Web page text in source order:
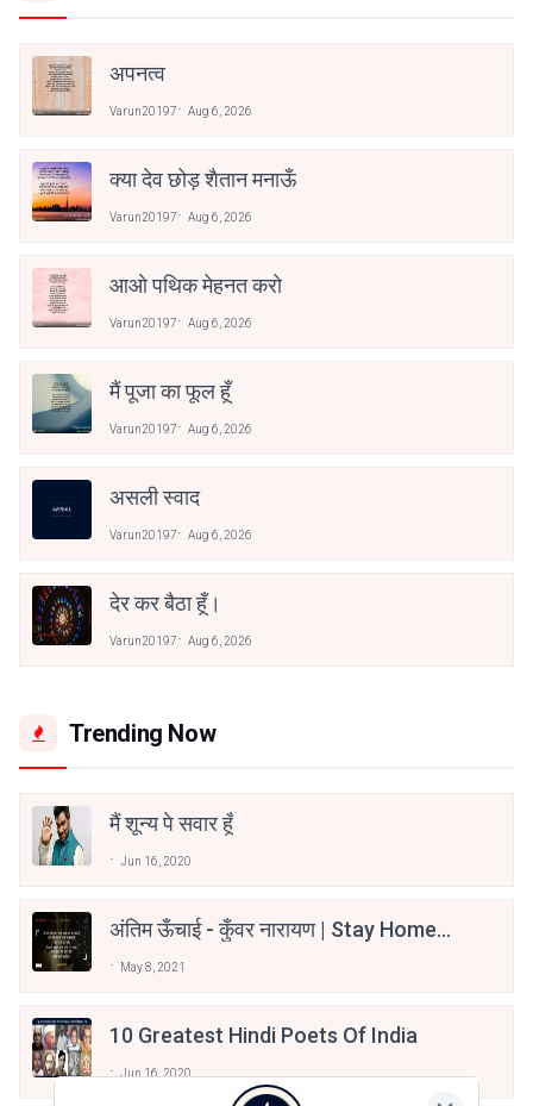
अपनत्व
Varun20197 Aug 6, 2026
क्या देव छोड़ शैतान मनाऊँ
Varun20197 Aug 6, 2026
आओ पथिक मेहनत करो
Varun20197 Aug 6, 2026
मैं पूजा का फूल हूँ
Varun20197 Aug 6, 2026
असली स्वाद
Varun20197 Aug 6, 2026
देर कर बैठा हूँ।
Varun20197 Aug 6, 2026
Trending Now
मैं शून्य पे सवार हूँ
Jun 16, 2020
अंतिम ऊँचाई - कुँवर नारायण | Stay Home
May 8, 2021
10 Greatest Hindi Poets Of India
Jun 16, 2020